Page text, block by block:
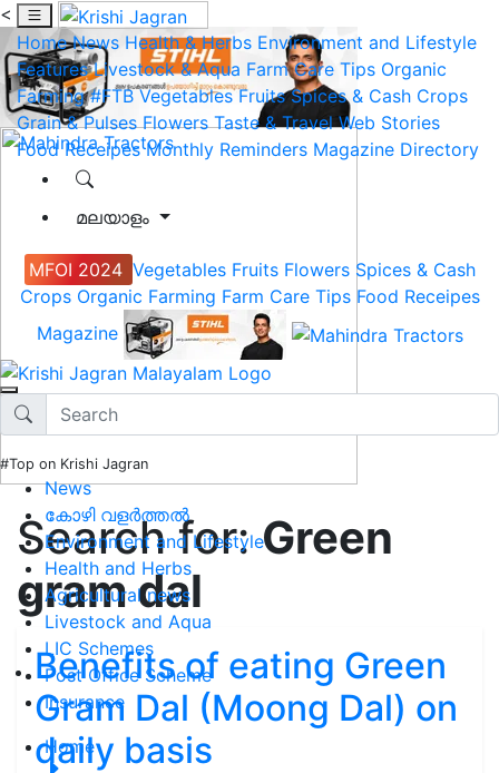
<
Home News Health & Herbs Environment and Lifestyle
Features Livestock & Aqua Farm Care Tips Organic
Farming #FTB Vegetables Fruits Spices & Cash Crops
Grain & Pulses Flowers Taste & Travel Web Stories
Food Receipes Monthly Reminders Magazine Directory
മലയാളം
MFOI 2024 Vegetables Fruits Flowers Spices & Cash
Crops Organic Farming Farm Care Tips Food Receipes
Magazine
#Top on Krishi Jagran
News
കോഴി വളർത്തൽ
Environment and Lifestyle
Health and Herbs
Agricultural news
Livestock and Aqua
LIC Schemes
Post Office Scheme
Insurance
Home
Search for:Green
gram dal
Benefits of eating Green
Gram Dal (Moong Dal) on
daily basis